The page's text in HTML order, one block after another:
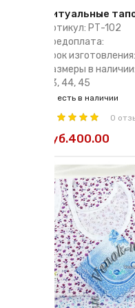
Ритуальные
Артикул: РТ-102
Предоплата:
Срок изготовления:
Размеры в
43, 44, 45
есть в наличии
0
руб.400.00